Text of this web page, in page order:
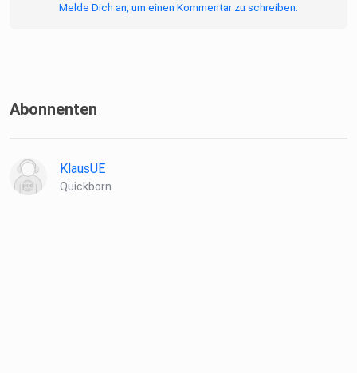
Melde Dich an, um einen Kommentar zu schreiben.
Abonnenten
KlausUE
Quickborn